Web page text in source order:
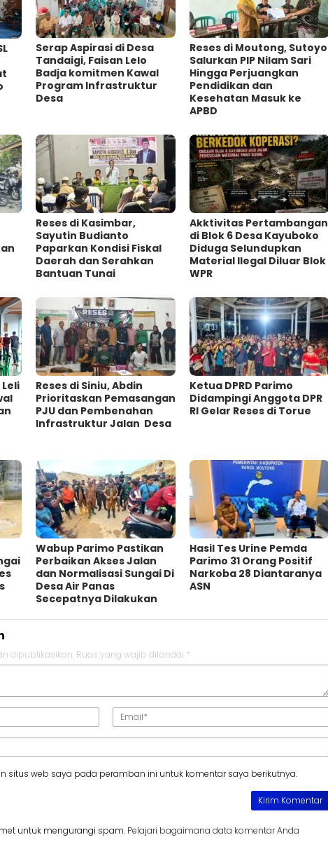
Serap Aspirasi di Desa
Tandaigi, Faisan Lelo
Badja komitmen Kawal
Program Infrastruktur
Desa
Reses di Moutong, Sutoyo
Salurkan PIP Nilam Sari
Hingga Perjuangkan
Pendidikan dan
Kesehatan Masuk ke
APBD
Reses di Kasimbar,
Sayutin Budianto
Paparkan Kondisi Fiskal
Daerah dan Serahkan
Bantuan Tunai
Akktivitas Pertambangan
di Blok 6 Desa Kayuboko
Diduga Selundupkan
Material Ilegal Diluar Blok
WPR
Reses di Siniu, Abdin
Prioritaskan Pemasangan
PJU dan Pembenahan
Infrastruktur Jalan Desa
Ketua DPRD Parimo
Didampingi Anggota DPR
RI Gelar Reses di Torue
Wabup Parimo Pastikan
Perbaikan Akses Jalan
dan Normalisasi Sungai Di
Desa Air Panas
Secepatnya Dilakukan
Hasil Tes Urine Pemda
Parimo 31 Orang Positif
Narkoba 28 Diantaranya
ASN
dipublikasikan. Ruas yang wajib ditandai *
situs web saya pada peramban ini untuk komentar saya berikutnya.
untuk mengurangi spam. Pelajari bagaimana data komentar Anda